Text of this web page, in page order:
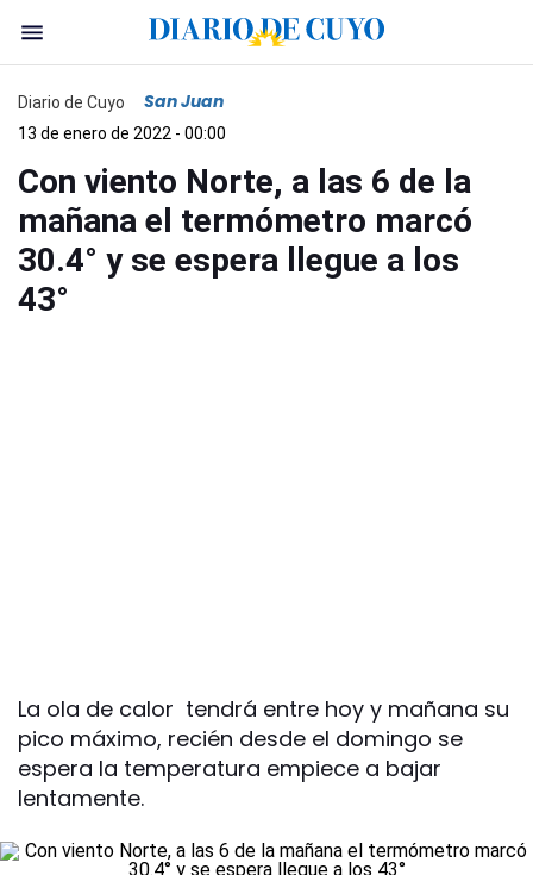
Diario de Cuyo San Juan
13 de enero de 2022 - 00:00
Con viento Norte, a las 6 de la
mañana el termómetro marcó
30.4° y se espera llegue a los
43°
La ola de calor tendrá entre hoy y mañana su
pico máximo, recién desde el domingo se
espera la temperatura empiece a bajar
lentamente.